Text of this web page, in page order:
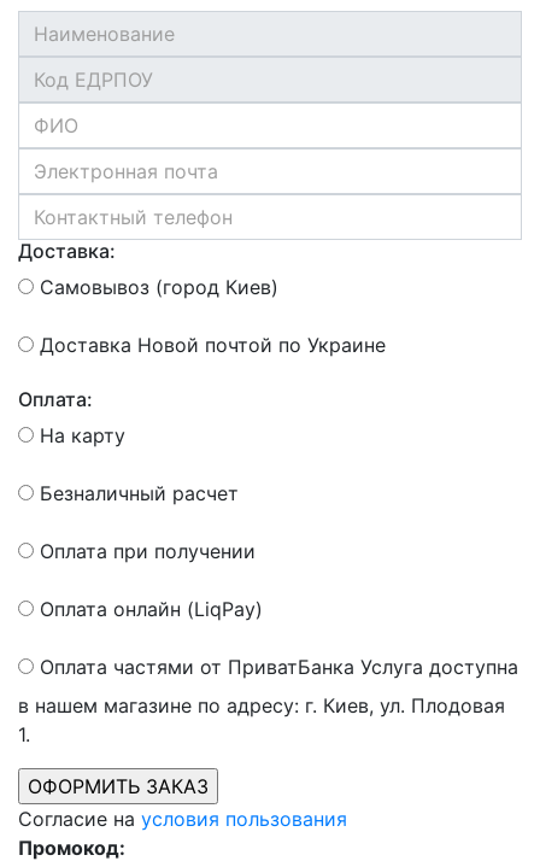
Доставка:
Самовывоз (город Киев)
Доставка Новой почтой по Украине
Оплата:
На карту
Безналичный расчет
Оплата при получении
Оплата онлайн (LiqPay)
Оплата частями от ПриватБанка Услуга доступна
в нашем магазине по адресу: г. Киев, ул. Плодовая
1.
Согласие на условия пользования
Промокод: